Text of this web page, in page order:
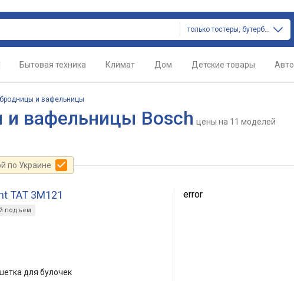
только тостеры, бутербродницы и вафельницы
Бытовая техника Климат Дом Детские товары Авто
и вафельницы
и вафельницы Bosch цены на 11 моделей
по Украине
TAT 3M121
подъем
для булочек
error